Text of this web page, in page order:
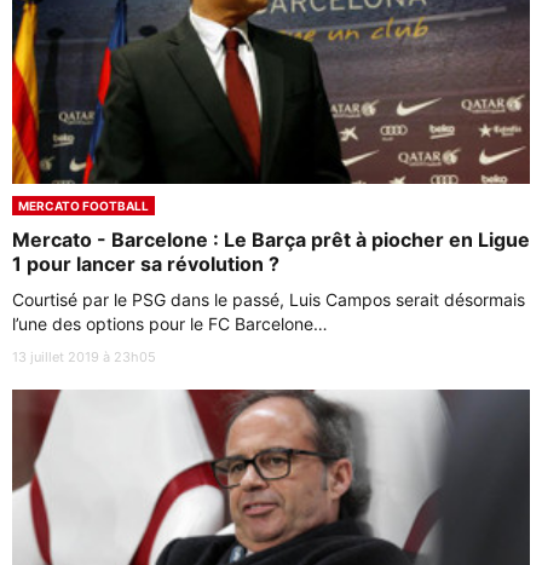
MERCATO FOOTBALL
Mercato - Barcelone : Le Barça prêt à piocher en Ligue
1 pour lancer sa révolution ?
Courtisé par le PSG dans le passé, Luis Campos serait désormais
l’une des options pour le FC Barcelone…
13 juillet 2019 à 23h05